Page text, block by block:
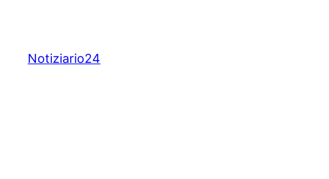
content
Notiziario24